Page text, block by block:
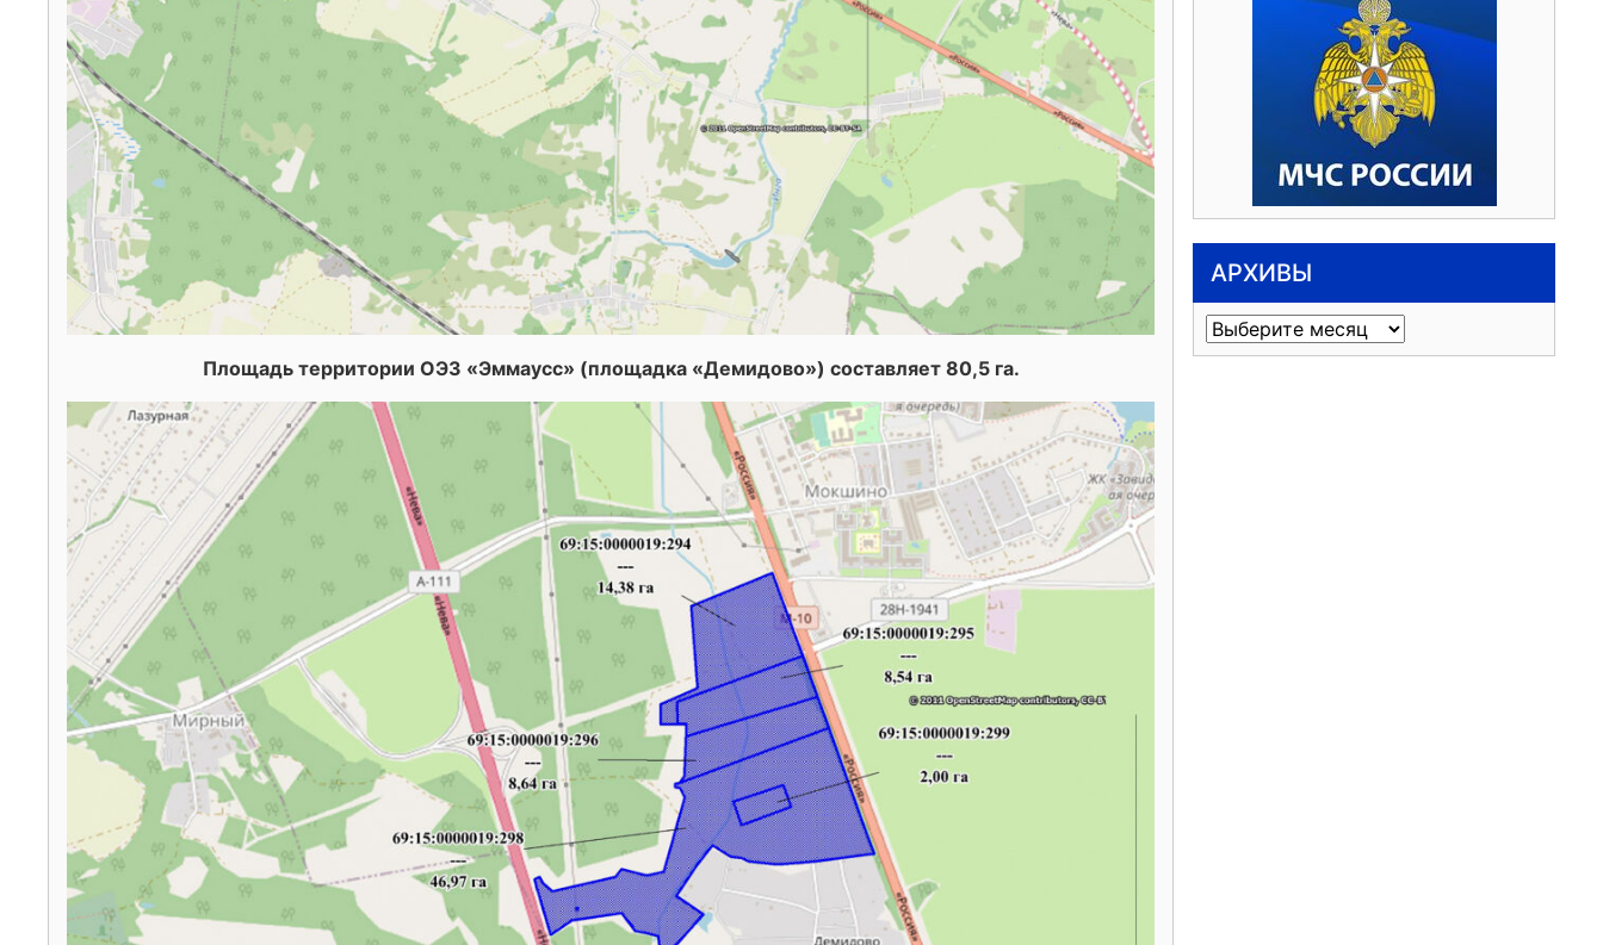
Площадь территории ОЭЗ «Эммаусс» (площадка «Демидово») составляет 80,5 га.
АРХИВЫ
Архивы